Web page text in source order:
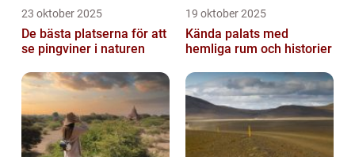
23 oktober 2025
De bästa platserna för att
se pingviner i naturen
19 oktober 2025
Kända palats med
hemliga rum och historier